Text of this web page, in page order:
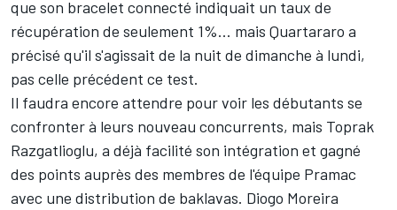
que son bracelet connecté indiquait un taux de
récupération de seulement 1%... mais Quartararo a
précisé qu'il s'agissait de la nuit de dimanche à lundi,
pas celle précédent ce test.
Il faudra encore attendre pour voir les débutants se
confronter à leurs nouveau concurrents, mais Toprak
Razgatlioglu, a déjà facilité son intégration et gagné
des points auprès des membres de l'équipe Pramac
avec une distribution de baklavas. Diogo Moreira